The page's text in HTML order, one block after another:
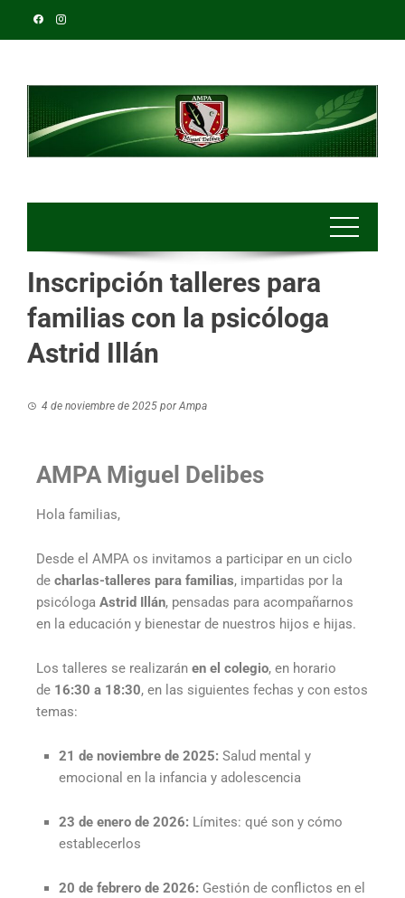
Inscripción talleres para
familias con la psicóloga
Astrid Illán
4 de noviembre de 2025 porAmpa
AMPA Miguel Delibes
Hola familias,
Desde el AMPA os invitamos a participar en un ciclo
de charlas-talleres para familias, impartidas por la
psicóloga Astrid Illán, pensadas para acompañarnos
en la educación y bienestar de nuestros hijos e hijas.
Los talleres se realizarán en el colegio, en horario
de 16:30 a 18:30, en las siguientes fechas y con estos
temas:
21 de noviembre de 2025: Salud mental y
emocional en la infancia y adolescencia
23 de enero de 2026: Límites: qué son y cómo
establecerlos
20 de febrero de 2026: Gestión de conflictos en el